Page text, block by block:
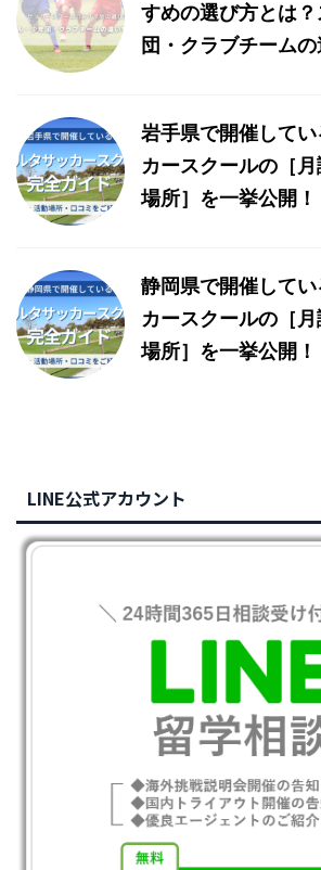
すめの選び方とは
団・クラブチームの
岩手県で開催して
カースクールの［
場所］を一挙公開！
静岡県で開催して
カースクールの［
場所］を一挙公開！
LINE公式アカウント